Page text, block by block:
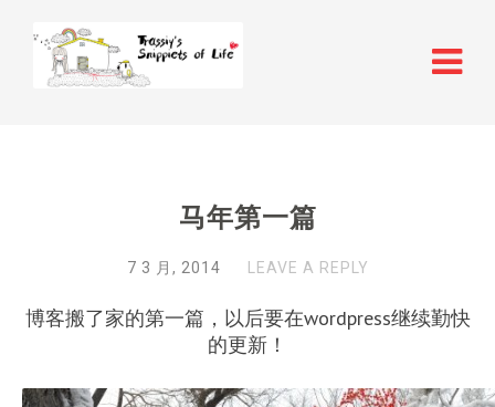
马年第一篇
7 3 月, 2014 LEAVE A REPLY
博客搬了家的第一篇，以后要在wordpress继续勤快
的更新！